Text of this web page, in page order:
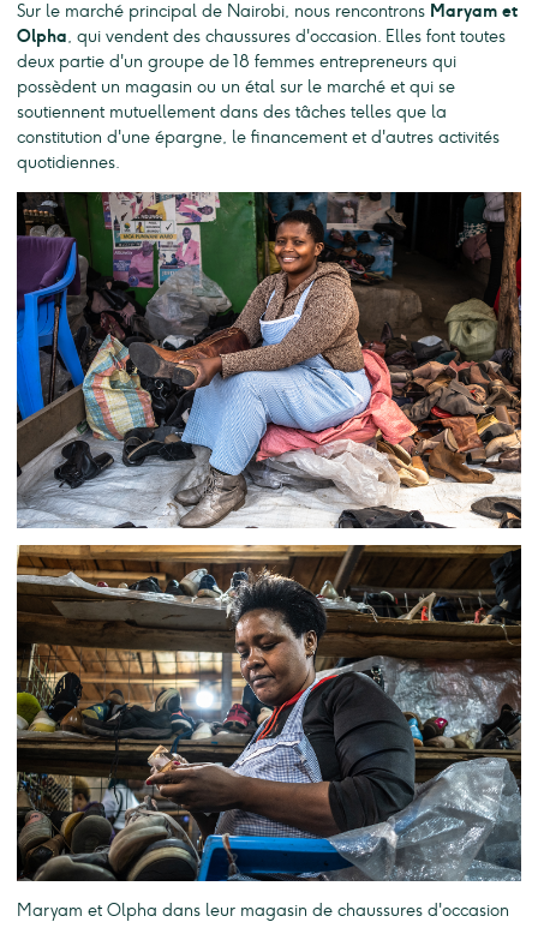
Sur le marché principal de Nairobi, nous rencontrons Maryam et
Olpha, qui vendent des chaussures d'occasion. Elles font toutes
deux partie d'un groupe de 18 femmes entrepreneurs qui
possèdent un magasin ou un étal sur le marché et qui se
soutiennent mutuellement dans des tâches telles que la
constitution d'une épargne, le financement et d'autres activités
quotidiennes.
Maryam et Olpha dans leur magasin de chaussures d'occasion